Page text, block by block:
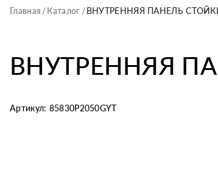
Главная /Каталог /ВНУТРЕННЯЯ ПАНЕЛЬ
ВНУТРЕННЯЯ
Артикул: 85830P2050GYT